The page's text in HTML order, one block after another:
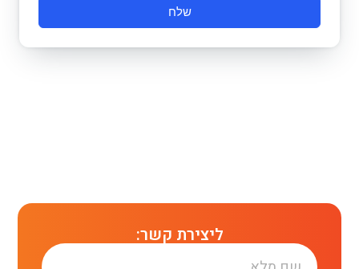
שלח
ליצירת קשר: